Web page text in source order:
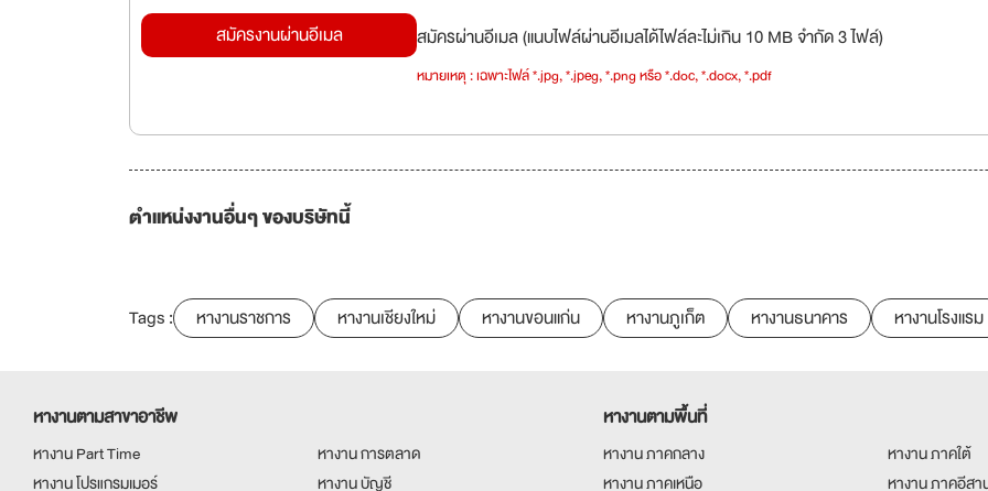
สมัครงานผ่านอีเมล สมัครผ่านอีเมล (แนบไฟล์ผ่านอีเมลได้ไฟล์ละไม่เกิน 10 MB จำกัด 3 ไฟล์)
หมายเหตุ : เฉพาะไฟล์ *.jpg, *.jpeg, *.png หรือ *.doc, *.docx, *.pdf
ตำแหน่งงานอื่นๆ ของบริษัทนี้
Tags : หางานราชการ หางานเชียงใหม่ หางานขอนแก่น หางานภูเก็ต หางานธนาคาร หางานโรงแรม
หางานตามสาขาอาชีพ
หางาน Part Time
หางาน การตลาด
หางาน โปรแกรมเมอร์
หางาน บัญชี
หางานตามพื้นที่
หางาน ภาคกลาง
หางาน ภาคใต้
หางาน ภาคเหนือ
หางาน ภาคอีสา